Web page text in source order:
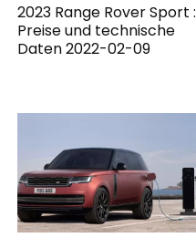
2023 Range Rover Sport :
Preise und technische
Daten 2022-02-09